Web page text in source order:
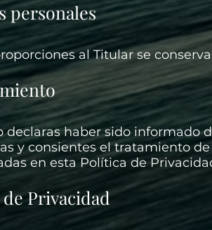
personales
al Titular se
declaras haber sido informado
y consientes el tratamiento
en esta Política de
Privacidad